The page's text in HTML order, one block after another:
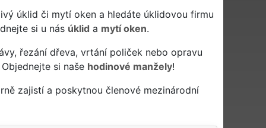
úklid či mytí oken a hledáte úklidovou firmu
si u nás úklid a mytí oken.
řezání dřeva, vrtání poliček nebo opravu
si naše hodinové manžely!
zajistí a poskytnou členové mezinárodní